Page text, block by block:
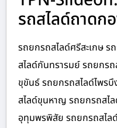
รถสไลด์ถาดก
รถยกรถสไลด์ศรีสะเกษ
สไลด์กันทรารมย์ รถยกร
ขุขันธ์ รถยกรถสไลด์ไพร
สไลด์ขุนหาญ รถยกรถสไ
อุทุมพรพิสัย รถยกรถสไ